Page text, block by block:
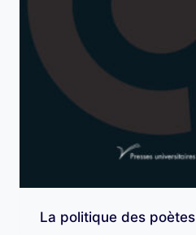
La politique des poètes